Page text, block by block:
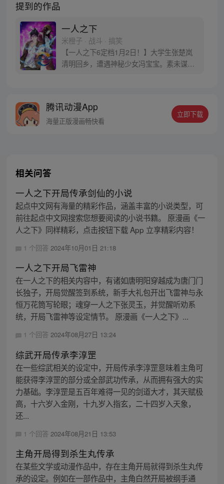
提到的作品
一人之下
米橙子 · 战斗 · 搞笑
【一人之下6定档1月2日！】大学生张楚岚
清明回乡，遭遇神秘少女冯宝宝。素未谋面
密，张楚岚的生活被彻底颠覆，与冯宝宝一
同踏上“异人”之旅。
腾讯动漫App
海量正版漫画畅快看
立即下载
相关问答
一人之下开局传承剑仙的小说
起点中文网有海量的精彩作品，涵盖丰富的小说类型，可
前往起点中文网搜索您想要阅读的小说书籍。 原漫画《一
人之下》同样精彩，点击按钮下载 App 立享精彩内容！
1 个回答 2024年10月01日 21:18
一人之下开局飞雷神
在一人之下的相关内容中，有诸如唐明阳穿越成为唐门门
长独子，开局觉醒签到系统，新手大礼包开出飞雷神与永
恒万花筒写轮眼；魂穿一人之下张灵玉，并觉醒听劝系
统，开局飞雷神等设定情节。 原漫画《一人之下》...
1 个回答 2024年08月27日 13:24
综武开局传承李淳罡
在一些综武相关的设定中，开局传承李淳罡意味着主角可
能获得李淳罡的部分或全部武功传承，从而拥有强大的实
力基础。李淳罡是五百年难得一见的剑道大才，其天赋极
高，十六岁入金刚，十九岁入指玄，二十四岁入天象，
还...
1 个回答 2024年08月21日 13:53
主角开局得到杀生丸传承
在某些文学或动漫作品中，存在主角开局就得到杀生丸传
承的设定。例如在一部作品中，主角白然开局被纲手通